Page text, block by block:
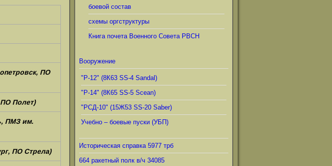
ПО
Полет)
ПМЗ им.
ПО Стрела)
боевой состав
схемы оргструктуры
Книга почета Военного Совета РВСН
Вооружение
"Р-12" (8К63 SS-4 Sandal)
"Р-14" (8К65 SS-5 Scean)
"РСД-10" (15Ж53 SS-20 Saber)
Учебно – боевые пуски (УБП)
Историческая справка 5977 трб
664 ракетный полк в/ч 34085